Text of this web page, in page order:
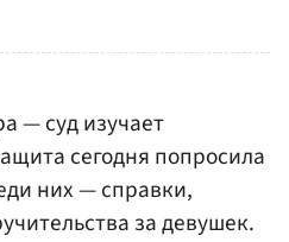
— суд изучает
сегодня попросила
них — справки,
за девушек.